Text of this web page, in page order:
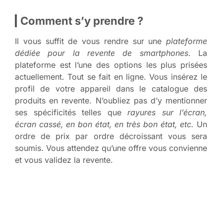
Comment s’y prendre ?
Il vous suffit de vous rendre sur une plateforme
dédiée pour la revente de smartphones. La
plateforme est l’une des options les plus prisées
actuellement. Tout se fait en ligne. Vous insérez le
profil de votre appareil dans le catalogue des
produits en revente. N’oubliez pas d’y mentionner
ses spécificités telles que rayures sur l’écran,
écran cassé, en bon état, en très bon état, etc. Un
ordre de prix par ordre décroissant vous sera
soumis. Vous attendez qu’une offre vous convienne
et vous validez la revente.